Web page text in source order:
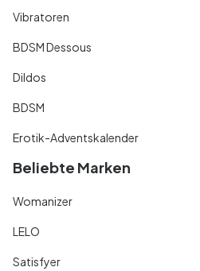
Vibratoren
BDSM Dessous
Dildos
BDSM
Erotik-Adventskalender
Beliebte Marken
Womanizer
LELO
Satisfyer